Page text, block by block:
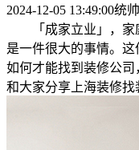
2024-12-05 13:49:00统
「成家立业」，家
是一件很大的事情。
如何才能找到装修公
和大家分享上海装修找